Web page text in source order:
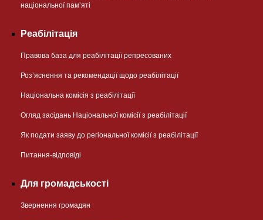
національної памʼяті
Реабілітація
Правова база для реабілітації репресованих
Розʼяснення та рекомендації щодо реабілітації
Національна комісія з реабілітації
Огляд засідань Національної комісії з реабілітації
Як подати заяву до регіональної комісії з реабілітації
Питання-відповіді
Для громадськості
Звернення громадян